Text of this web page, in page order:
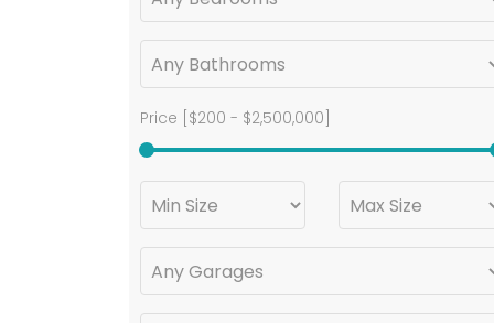
Price [ $200 - $2,500,000